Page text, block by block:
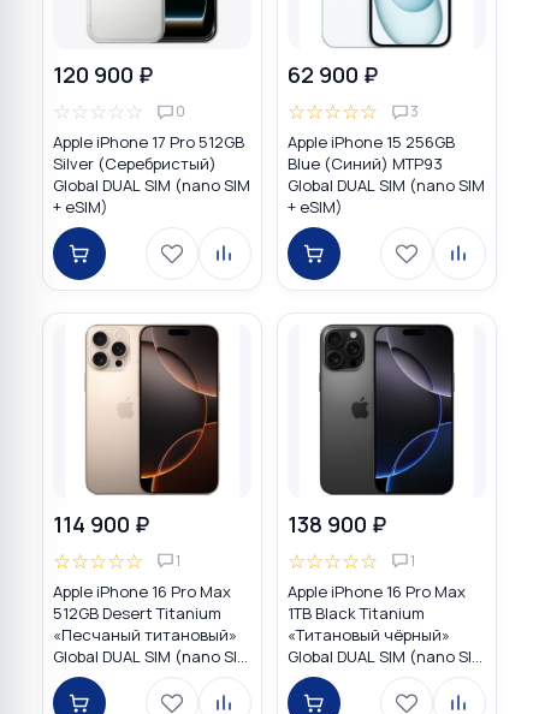
120 900 ₽
☆☆☆☆☆ 0
Apple iPhone 17 Pro 512GB
Silver (Серебристый)
Global DUAL SIM (nano SIM
+ eSIM)
62 900 ₽
☆☆☆☆☆ 3
Apple iPhone 15 256GB
Blue (Синий) MTP93
Global DUAL SIM (nano SIM
+ eSIM)
114 900 ₽
☆☆☆☆☆ 1
Apple iPhone 16 Pro Max
512GB Desert Titanium
«Песчаный титановый»
Global DUAL SIM (nano SIM
+ eSIM)
138 900 ₽
☆☆☆☆☆ 1
Apple iPhone 16 Pro Max
1TB Black Titanium
«Титановый чёрный»
Global DUAL SIM (nano SIM
+ eSIM)